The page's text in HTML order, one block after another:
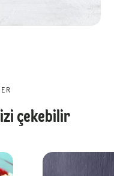
çekebilir